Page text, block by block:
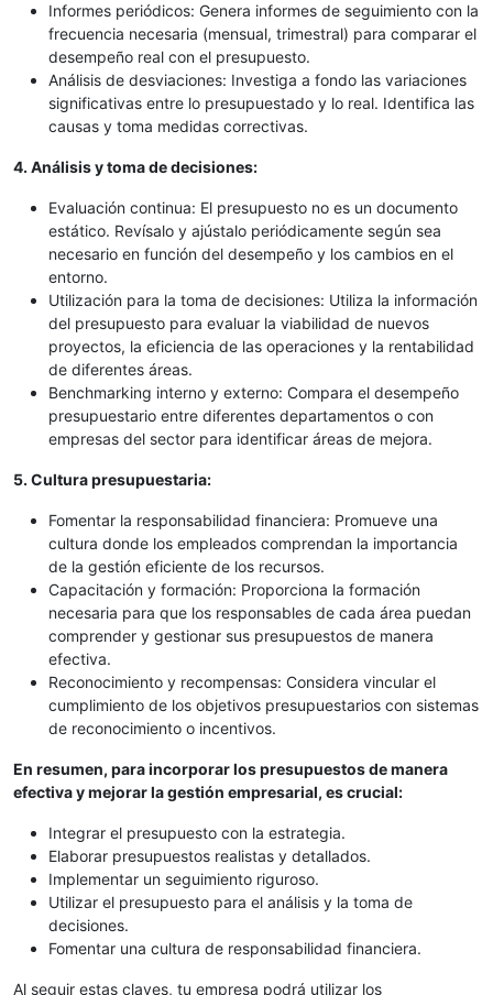
Informes periódicos: Genera informes de seguimiento con la
frecuencia necesaria (mensual, trimestral) para comparar el
desempeño real con el presupuesto.
Análisis de desviaciones: Investiga a fondo las variaciones
significativas entre lo presupuestado y lo real. Identifica las
causas y toma medidas correctivas.
4. Análisis y toma de decisiones:
Evaluación continua: El presupuesto no es un documento
estático. Revísalo y ajústalo periódicamente según sea
necesario en función del desempeño y los cambios en el
entorno.
Utilización para la toma de decisiones: Utiliza la información
del presupuesto para evaluar la viabilidad de nuevos
proyectos, la eficiencia de las operaciones y la rentabilidad
de diferentes áreas.
Benchmarking interno y externo: Compara el desempeño
presupuestario entre diferentes departamentos o con
empresas del sector para identificar áreas de mejora.
5. Cultura presupuestaria:
Fomentar la responsabilidad financiera: Promueve una
cultura donde los empleados comprendan la importancia
de la gestión eficiente de los recursos.
Capacitación y formación: Proporciona la formación
necesaria para que los responsables de cada área puedan
comprender y gestionar sus presupuestos de manera
efectiva.
Reconocimiento y recompensas: Considera vincular el
cumplimiento de los objetivos presupuestarios con sistemas
de reconocimiento o incentivos.
En resumen, para incorporar los presupuestos de manera
efectiva y mejorar la gestión empresarial, es crucial:
Integrar el presupuesto con la estrategia.
Elaborar presupuestos realistas y detallados.
Implementar un seguimiento riguroso.
Utilizar el presupuesto para el análisis y la toma de
decisiones.
Fomentar una cultura de responsabilidad financiera.
Al seguir estas claves, tu empresa podrá utilizar los